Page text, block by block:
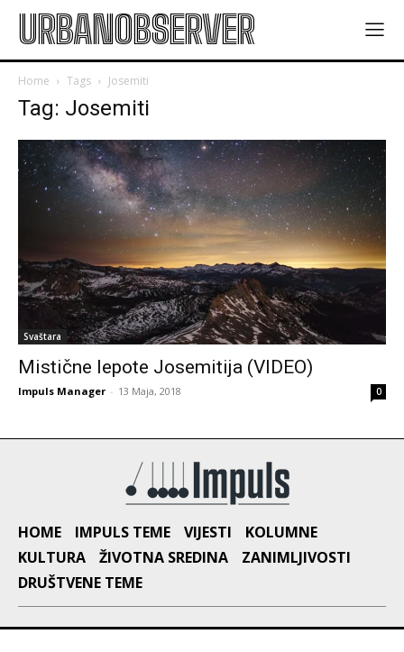
URBANOBSERVER
Home Tags Josemiti
Tag: Josemiti
Svaštara
Mistične lepote Josemitija (VIDEO)
Impuls Manager - 13 Maja, 2018 0
HOME IMPULS TEME VIJESTI
KOLUMNE
KULTURA
ŽIVOTNA SREDINA
ZANIMLJIVOSTI
DRUŠTVENE TEME